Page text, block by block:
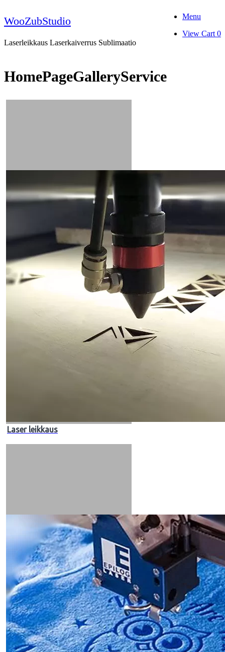
to
content
WooZubStudio
Laserleikkaus Laserkaiverrus Sublimaatio
Menu
View
View Cart 0
HomePageGalleryService
Laser leikkaus